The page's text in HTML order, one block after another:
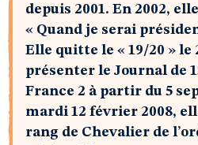
depuis 2001. En 2002,
« Quand je serai
Elle quitte le « 19/20 » le
présenter le Journal de
France 2 à partir du 5
mardi 12 février 2008,
rang de Chevalier de